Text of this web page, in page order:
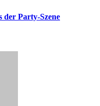
der Party-Szene